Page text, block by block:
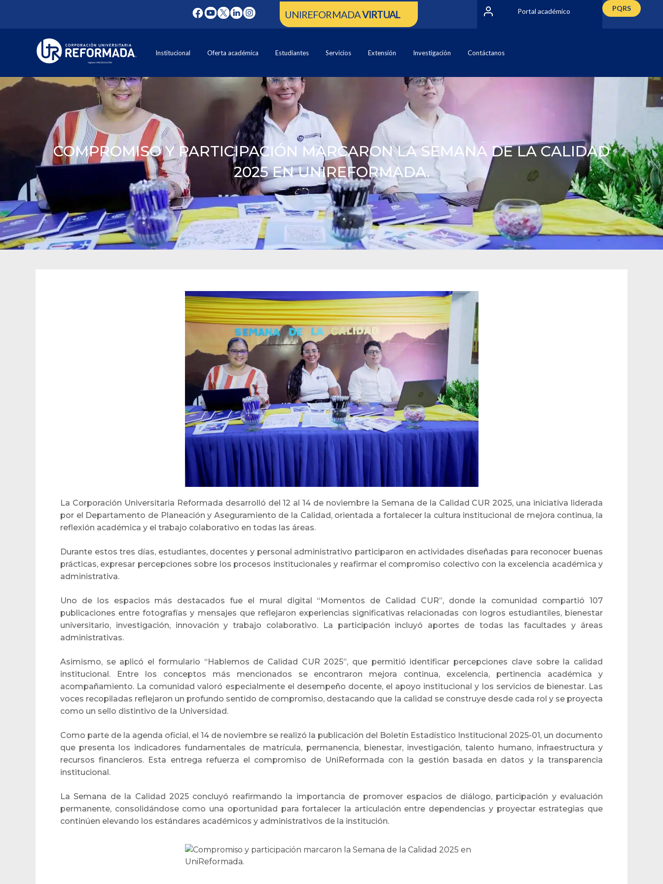
UNIREFORMADAVIRTUAL Portal académico PQRS
Institucional Oferta académica Estudiantes Servicios Extensión Investigación Contáctanos
COMPROMISO Y PARTICIPACIÓN MARCARON LA SEMANA DE LA CALIDAD
2025 EN UNIREFORMADA.
La Corporación Universitaria Reformada desarrolló del 12 al 14 de noviembre la Semana de la Calidad CUR 2025, una iniciativa liderada
por el Departamento de Planeación y Aseguramiento de la Calidad, orientada a fortalecer la cultura institucional de mejora continua, la
reflexión académica y el trabajo colaborativo en todas las áreas.
Durante estos tres días, estudiantes, docentes y personal administrativo participaron en actividades diseñadas para reconocer buenas
prácticas, expresar percepciones sobre los procesos institucionales y reafirmar el compromiso colectivo con la excelencia académica y
administrativa.
Uno de los espacios más destacados fue el mural digital “Momentos de Calidad CUR”, donde la comunidad compartió 107
publicaciones entre fotografías y mensajes que reflejaron experiencias significativas relacionadas con logros estudiantiles, bienestar
universitario, investigación, innovación y trabajo colaborativo. La participación incluyó aportes de todas las facultades y áreas
administrativas.
Asimismo, se aplicó el formulario “Hablemos de Calidad CUR 2025”, que permitió identificar percepciones clave sobre la calidad
institucional. Entre los conceptos más mencionados se encontraron mejora continua, excelencia, pertinencia académica y
acompañamiento. La comunidad valoró especialmente el desempeño docente, el apoyo institucional y los servicios de bienestar. Las
voces recopiladas reflejaron un profundo sentido de compromiso, destacando que la calidad se construye desde cada rol y se proyecta
como un sello distintivo de la Universidad.
Como parte de la agenda oficial, el 14 de noviembre se realizó la publicación del Boletín Estadístico Institucional 2025-01, un documento
que presenta los indicadores fundamentales de matrícula, permanencia, bienestar, investigación, talento humano, infraestructura y
recursos financieros. Esta entrega refuerza el compromiso de UniReformada con la gestión basada en datos y la transparencia
institucional.
La Semana de la Calidad 2025 concluyó reafirmando la importancia de promover espacios de diálogo, participación y evaluación
permanente, consolidándose como una oportunidad para fortalecer la articulación entre dependencias y proyectar estrategias que
continúen elevando los estándares académicos y administrativos de la institución.